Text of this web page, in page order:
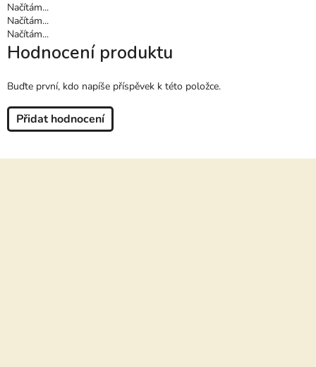
Načítám...
Načítám...
Načítám...
Hodnocení produktu
Buďte první, kdo napíše příspěvek k této položce.
Přidat hodnocení